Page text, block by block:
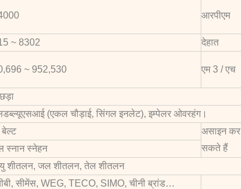
आरपीएम
~ 8302 देहात
~ 952,530 एम 3 / एच
(एकल चौड़ाई, सिंगल इनलेट), इम्पेलर ओवरहंग।
बेल्ट
असाइन कर
सकते हैं
स्नान स्नेहन
शीतलन, जल शीतलन, तेल शीतलन
सीमेंस, WEG, TECO, SIMO, चीनी ब्रांड…